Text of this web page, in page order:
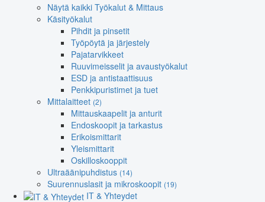
Näytä kaikki Työkalut & Mittaus
Käsityökalut
Pihdit ja pinsetit
Työpöytä ja järjestely
Pajatarvikkeet
Ruuvimeisselit ja avaustyökalut
ESD ja antistaattisuus
Penkkipuristimet ja tuet
Mittalaitteet (2)
Mittauskaapelit ja anturit
Endoskoopit ja tarkastus
Erikoismittarit
Yleismittarit
Oskilloskooppit
Ultraäänipuhdistus (14)
Suurennuslasit ja mikroskoopit (19)
IT & Yhteydet